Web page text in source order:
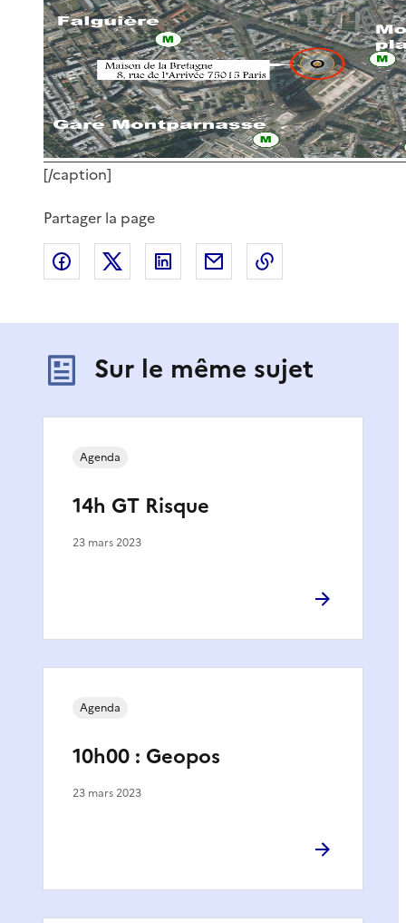
[/caption]
Partager la page
Partager sur Facebook
Partager sur XPartager sur LinkedIn
Partager par email
Sur le même sujet
14h GT Risque
Agenda
23 mars 2023
10h00 : Geopos
Agenda
23 mars 2023